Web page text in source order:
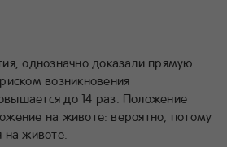
однозначно доказали прямую
возникновения
до 14 раз. Положение
на животе: вероятно, потому
на животе.